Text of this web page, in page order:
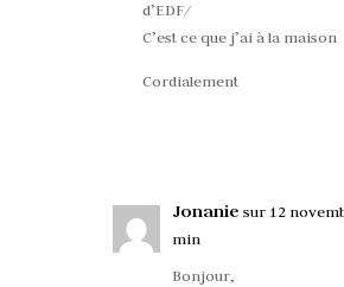
d’EDF/
C’est ce que j’ai à la maison
Cordialement
Jonanie sur 12
min
Bonjour,